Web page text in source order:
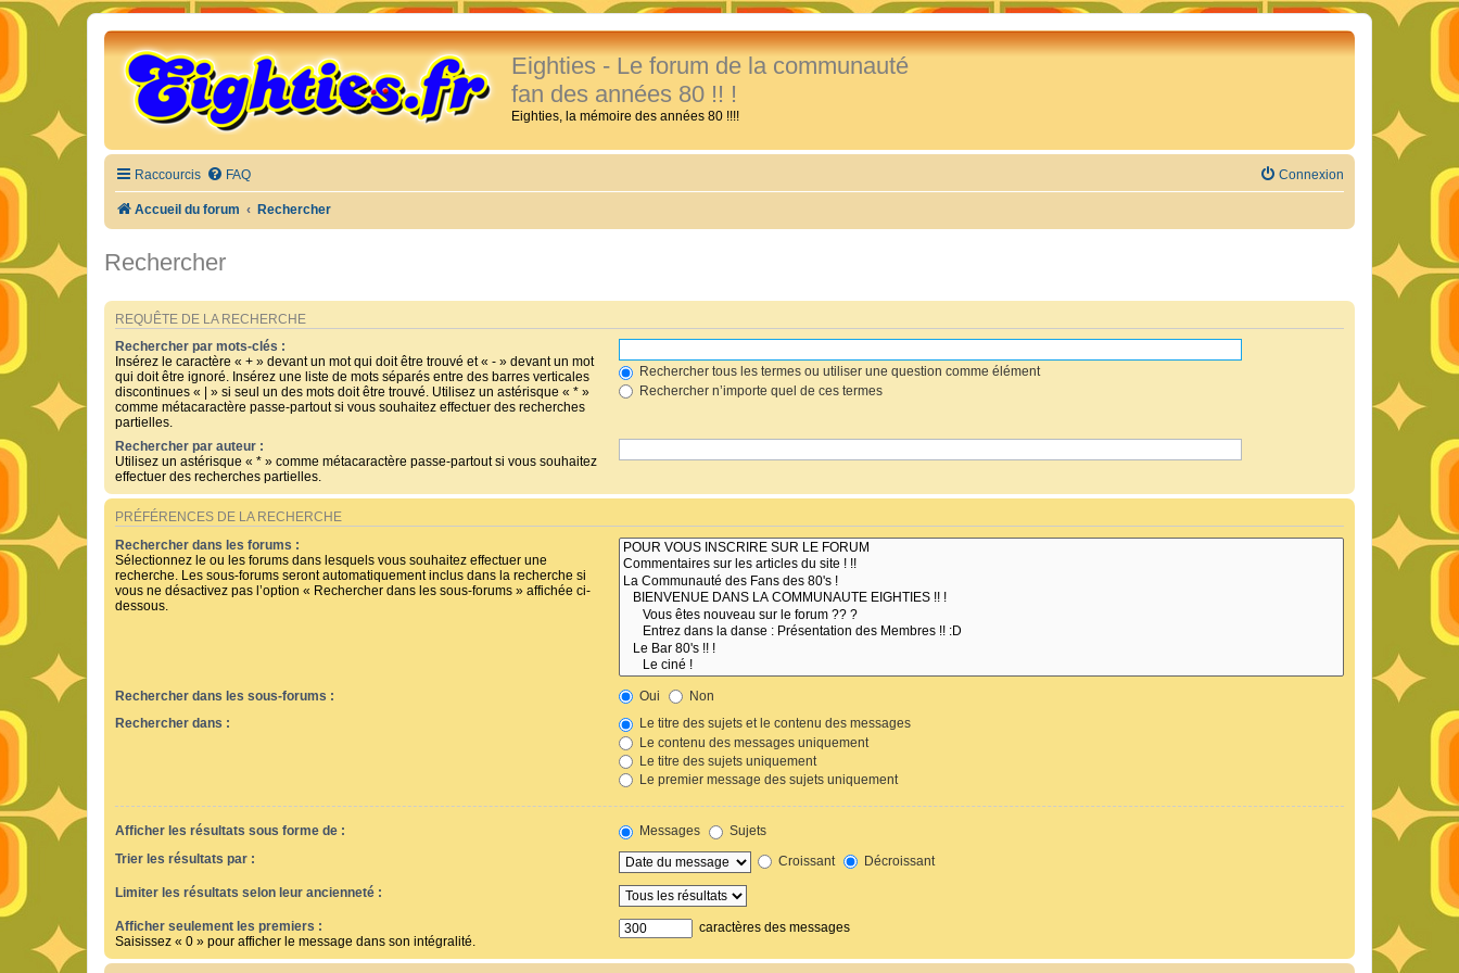
Eighties - Le forum de la communauté
fan des années 80 !! !
Eighties, la mémoire des années 80 !!!!
Raccourcis FAQ Connexion
Accueil du forum Rechercher
Rechercher
REQUÊTE DE LA RECHERCHE
Rechercher par mots-clés :
Insérez le caractère « + » devant un mot qui doit être trouvé et « - » devant un mot
qui doit être ignoré. Insérez une liste de mots séparés entre des barres verticales
discontinues « | » si seul un des mots doit être trouvé. Utilisez un astérisque « * »
comme métacaractère passe-partout si vous souhaitez effectuer des recherches
partielles.
Rechercher tous les termes ou utiliser une question comme élément
Rechercher n’importe quel de ces termes
Rechercher par auteur :
Utilisez un astérisque « * » comme métacaractère passe-partout si vous souhaitez
effectuer des recherches partielles.
PRÉFÉRENCES DE LA RECHERCHE
Rechercher dans les forums :
Sélectionnez le ou les forums dans lesquels vous souhaitez effectuer une
recherche. Les sous-forums seront automatiquement inclus dans la recherche si
vous ne désactivez pas l’option « Rechercher dans les sous-forums » affichée ci-
dessous.
Rechercher dans les sous-forums : Oui
Non
Rechercher dans :
Le titre des sujets et le contenu des messages
Le contenu des messages uniquement
Le titre des sujets uniquement
Le premier message des sujets uniquement
Afficher les résultats sous forme de : Messages
Sujets
Trier les résultats par :
Croissant Décroissant
Limiter les résultats selon leur ancienneté :
Afficher seulement les premiers :
Saisissez « 0 » pour afficher le message dans son intégralité.
caractères des messages